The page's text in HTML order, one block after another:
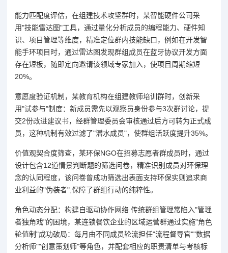
能力匹配度评估，在组建技术攻坚群时，某智能硬件公司采
用"技能雷达图"工具，通过量化分析成员的编程能力、硬件知
识、项目管理等维度，精准定位群内技能缺口，例如在开发智
能手环项目时，通过雷达图发现群组成员在蓝牙协议开发方面
存在短板，随即定向邀请该领域专家加入，使项目周期缩短
20%。
意愿度验证机制，某教育机构在组建教师培训群时，创新采
用"试参与"制度：新成员需先以观察员身份参与3次群讨论，提
交2份改进建议书，经群管理委员会审核通过后方可转为正式成
员，这种机制有效过滤了"潜水成员"，使群组活跃度提升35%。
价值观契合度筛查，某环保NGO在招募志愿者群成员时，通过
设计包含12道情景判断题的筛选问卷，精准识别成员对环保理
念的认同程度，该问卷曾成功筛选出表面支持环保实则追求商
业利益的"伪装者",保障了群组行动的纯粹性。
角色动态分配：构建自驱动协作网络 传统群组管理常陷入"管理
者独角戏"的困境，某连锁餐饮企业的区域运营群通过实施"角色
轮值制"成功破局：每月由不同成员轮流担任"流程督导官""数据
分析师""创意策划师"等角色，并配套相应的职责清单与考核标